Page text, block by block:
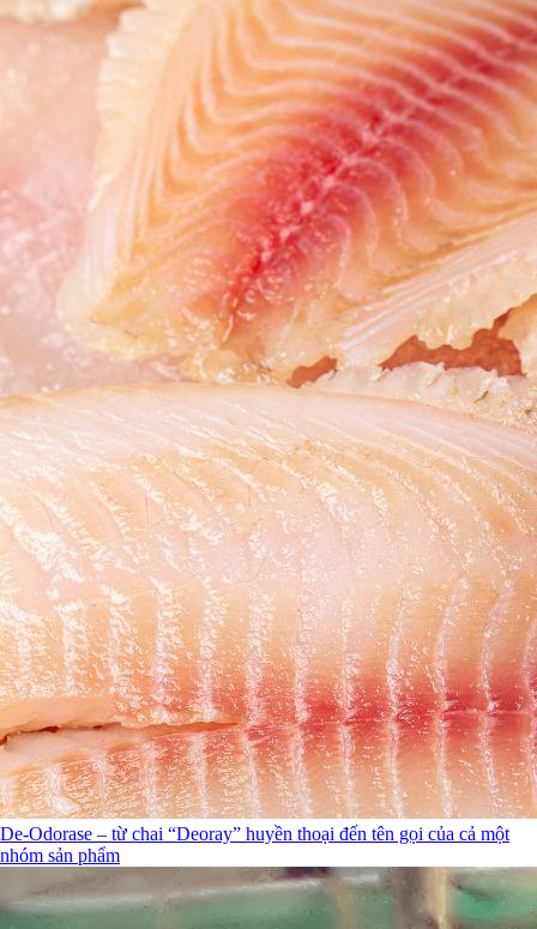
De-Odorase – từ chai “Deoray” huyền thoại đến tên gọi của cả một
nhóm sản phẩm